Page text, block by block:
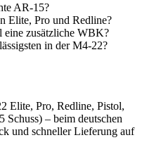
AR-15?
Elite, Pro und Redline?
eine zusätzliche WBK?
in der M4-22?
Elite, Pro, Redline, Pistol,
Schuss) – beim deutschen
und schneller Lieferung auf